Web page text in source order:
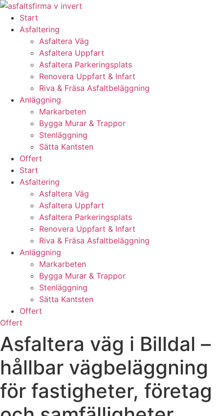
Skip
content
Start
Asfaltering
Asfaltera Väg
Asfaltera Uppfart
Asfaltera Parkeringsplats
Renovera Uppfart & Infart
Riva & Fräsa Asfaltbeläggning
Anläggning
Markarbeten
Bygga Murar & Trappor
Stenläggning
Sätta Kantsten
Offert
Start
Asfaltering
Asfaltera Väg
Asfaltera Uppfart
Asfaltera Parkeringsplats
Renovera Uppfart & Infart
Riva & Fräsa Asfaltbeläggning
Anläggning
Markarbeten
Bygga Murar & Trappor
Stenläggning
Sätta Kantsten
Offert
Offert
Asfaltera väg i Billdal –
hållbar vägbeläggning
för fastigheter, företag